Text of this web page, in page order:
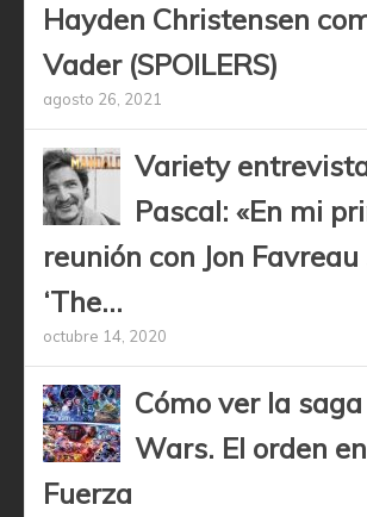
Hayden Christensen
Vader (SPOILERS)
agosto 26, 2021
Variety
Pascal: «En mi
reunión con Jon
‘The...
octubre 14, 2020
Cómo ver la
Wars. El orden
Fuerza